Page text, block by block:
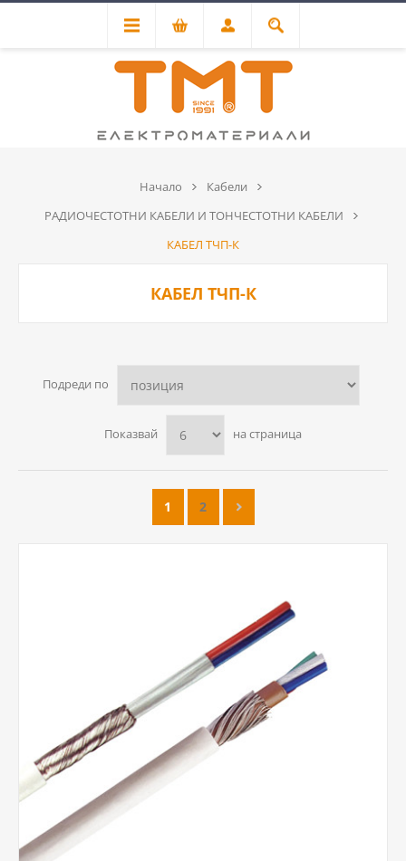
Начало
Кабели
РАДИОЧЕСТОТНИ КАБЕЛИ И ТОНЧЕСТОТНИ КАБЕЛИ
КАБЕЛ ТЧП-К
КАБЕЛ ТЧП-К
Подреди по
Показвай на страница
1 2